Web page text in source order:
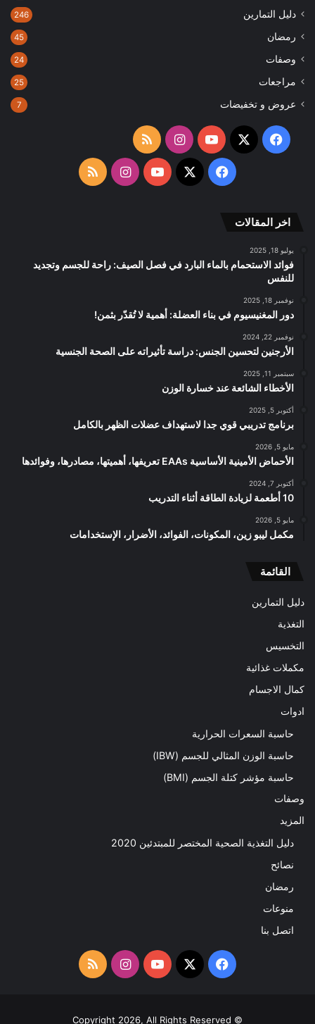
دليل التمارين 246
رمضان 45
وصفات 24
مراجعات 25
عروض و تخفيضات 7
فيسبوك
‫X
‫YouTubeانستقرامملخص
الموقع
فيسبوك
‫X
‫YouTubeانستقرامملخص
اخر المقالات
يوليو 18, 2025
فوائد الاستحمام بالماء البارد في فصل الصيف: راحة للجسم وتجديد
للنفس
نوفمبر 18, 2025
دور المغنيسيوم في بناء العضلة: أهمية لا تُقدّر بثمن!
نوفمبر 22, 2024
الأرجنين لتحسين الجنس: دراسة تأثيراته على الصحة الجنسية
سبتمبر 11, 2025
الأخطاء الشائعة عند خسارة الوزن
أكتوبر 5, 2025
برنامج تدريبي قوي جدا لاستهداف عضلات الظهر بالكامل
مايو 5, 2026
الأحماض الأمينية الأساسية EAAs تعريفها، أهميتها، مصادرها، وفوائدها
أكتوبر 7, 2024
10 أطعمة لزيادة الطاقة أثناء التدريب
مايو 5, 2026
مكمل ليبو زين، المكونات، الفوائد، الأضرار، الإستخدامات
القائمة
دليل التمارين
التغذية
التخسيس
مكملات غذائية
كمال الاجسام
ادوات
حاسبة السعرات الحرارية
حاسبة الوزن المثالي للجسم (IBW)
حاسبة مؤشر كتلة الجسم (BMI)
وصفات
المزيد
دليل التغذية الصحية المختصر للمبتدئين 2020​
نصائح
رمضان
منوعات
اتصل بنا
فيسبوك
‫X
‫YouTubeانستقرامملخص
RSS
© Copyright 2026, All Rights Reserved